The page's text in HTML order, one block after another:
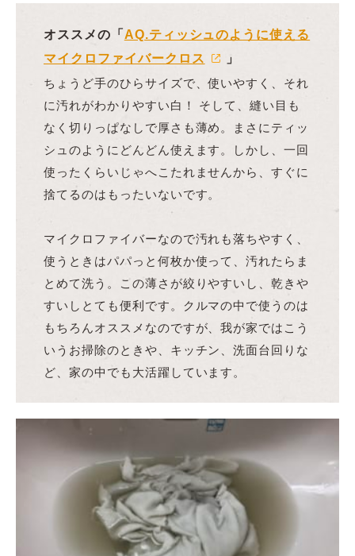
オススメの「 AQ.ティッシュのように使える
マイクロファイバークロス
」
ちょうど手のひらサイズで、使いやすく、それ
に汚れがわかりやすい白！ そして、縫い目も
なく切りっぱなしで厚さも薄め。まさにティッ
シュのようにどんどん使えます。しかし、一回
使ったくらいじゃへこたれませんから、すぐに
捨てるのはもったいないです。
マイクロファイバーなので汚れも落ちやすく、
使うときはパパっと何枚か使って、汚れたらま
とめて洗う。この薄さが絞りやすいし、乾きや
すいしとても便利です。クルマの中で使うのは
もちろんオススメなのですが、我が家ではこう
いうお掃除のときや、キッチン、洗面台回りな
ど、家の中でも大活躍しています。